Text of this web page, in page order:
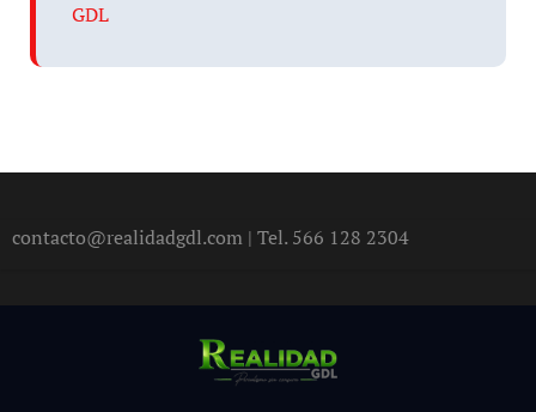
GDL
contacto@realidadgdl.com | Tel. 566 128 2304